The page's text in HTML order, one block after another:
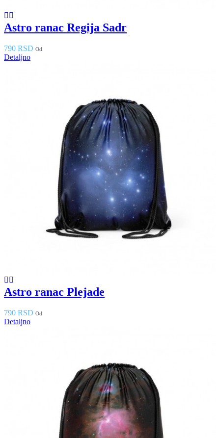
Astro ranac Regija Sadr
790 RSD Od
Detaljno
Astro ranac Plejade
790 RSD Od
Detaljno